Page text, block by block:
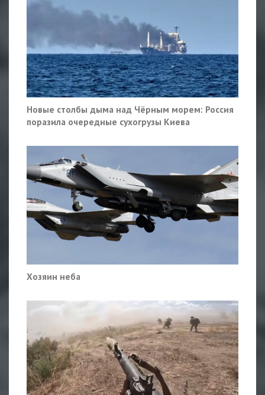
Новые столбы дыма над Чёрным морем: Россия
поразила очередные сухогрузы Киева
Хозяин неба